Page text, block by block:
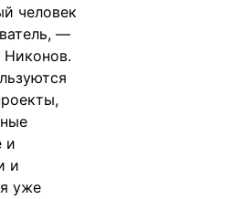
человек
—
Никонов.
и
и
уже